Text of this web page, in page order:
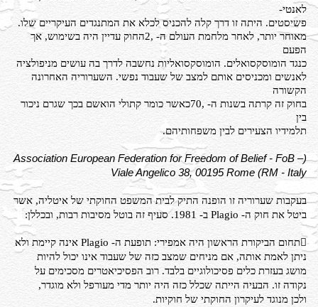
לאנטי-
פשיסטים. היתה זו דרך קלה להכניס לכלא את המתנגדים העיקריים שלו.
מאוחר יותר, לאחר מלחמת העולם ה- ,2החוק עדיין היה בשימוש, אך
הפעם
כנגד הומוסקסואלים. הומוסקסואליות נחשבה לדרך בה עושים מניפולציה
לאנשים ומכניסים אותם למצב של שעבוד נפשי. השערוריה האחרונה
הקשורה
בחוק זה קרתה בשנות ה- ,70כאשר כומר קתולי הואשם בכך שגרם ניכור
בין
תלמידיו הצעירים לבין משפחותיהם.
(Association European Federation for Freedom of Belief - FoB –
Viale Angelico 38, 00195 Rome (RM - Italy
בעקבות שערוריה זו הופנה התיק לבית המשפט החוקתי של איטליה, אשר
ביטל את חוק ה- Plagio ב- 1981. סעיף זה בוטל מסיבות רבות, ובכללן:
תחום הביקורת הראשון היה אמפירי: תופעת ה- Plagio אינה קיימת ולא
ניתן לאמת אותה, אם מניחים שמצב כזה של שעבוד אינו יכול להיות
מושג בעזרת כלים פסיכולוגיים בלבד. רוב הפסיכיאטרים מסכימים על
נקודה זו. הבעיה הייתה שכלל כזה היה יותר מדי מעורפל ולא מוגדר,
ולכן מנוגד לעיקרון החוקתי של חוקיות.